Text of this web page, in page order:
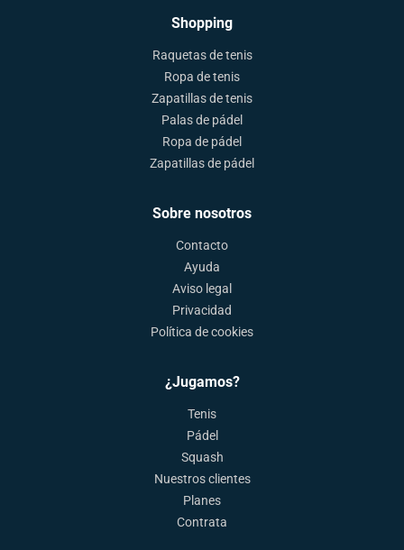
Shopping
Raquetas de tenis
Ropa de tenis
Zapatillas de tenis
Palas de pádel
Ropa de pádel
Zapatillas de pádel
Sobre nosotros
Contacto
Ayuda
Aviso legal
Privacidad
Política de cookies
¿Jugamos?
Tenis
Pádel
Squash
Nuestros clientes
Planes
Contrata